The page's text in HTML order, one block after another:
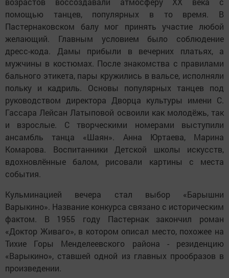
помощью танцев, популярных в то время. В
Пастернаковском балу мог принять участие любой
желающий. Главным условием было соблюдение
дресс-кода. Дамы прибыли в вечерних платьях, а
мужчины в костюмах. После знакомства с правилами
бального этикета, пары кружились в вальсе, исполняли
польку и кадриль. Основы популярных танцев под
руководством директора Дворца культуры имени С.
Гассара Лейсан Латыповой освоили как молодёжь, так
и взрослые. С творческими номерами выступили
ансамбль танца «Шаян». Анна Юртаева, Марина
Комарова. Воспитанники Детской школы искусств,
вдохновлённые балом, рисовали картины с места
события.
Кульминацией вечера стал выбор «Барышни
Варыкино». Название конкурса связано с историческим
фактом. В 1955 году Пастернак закончил роман
«Доктор Живаго», в котором описал место, похожее на
Тихие Горы Менделеевского района - резиденцию
«Варыкино», ставшей одной из главных прообразов в
произведении.